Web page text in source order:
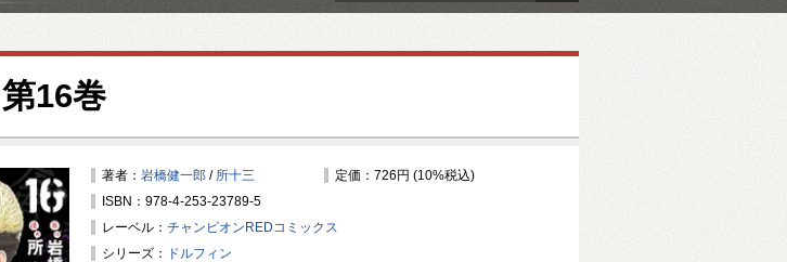
検索
第16巻
著者： 岩橋健一郎 / 所十三
定価：726円 (10%税込)
ISBN：978-4-253-23789-5
レーベル： チャンピオンREDコミックス
シリーズ：
ドルフィン